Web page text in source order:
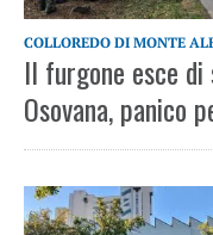
COLLOREDO DI MONTE
Il furgone esce
Osovana, panico